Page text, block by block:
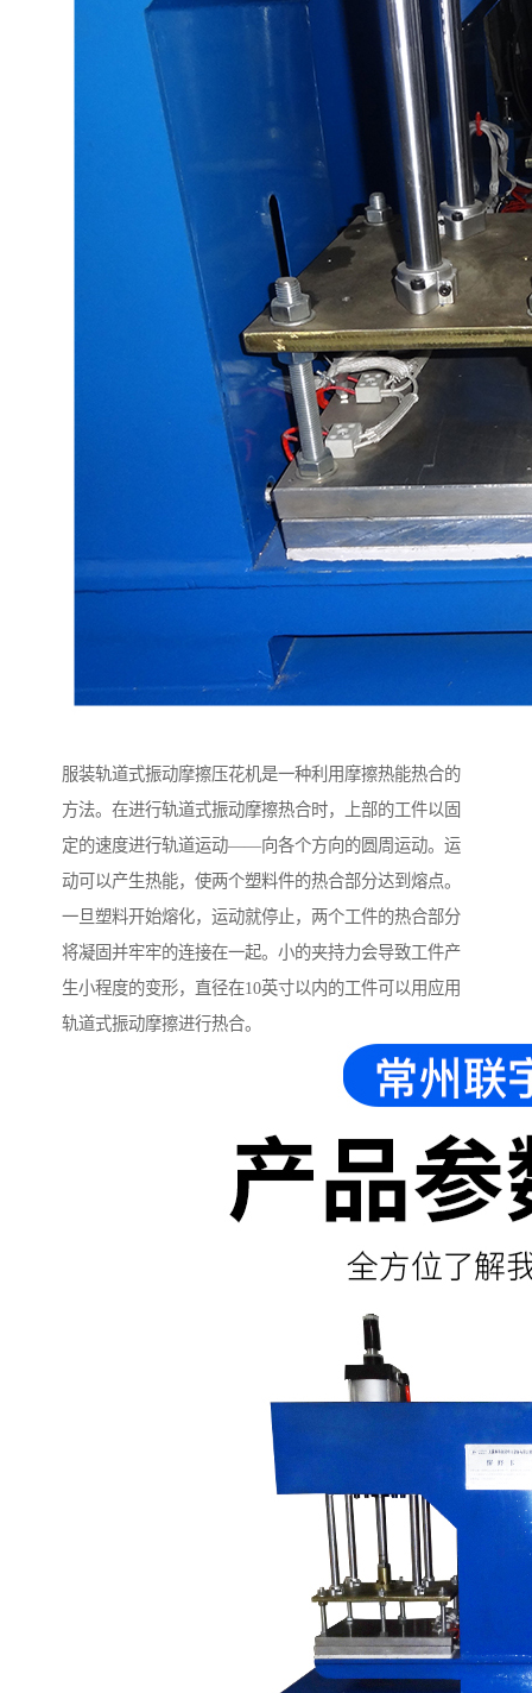
服装轨道式振动摩擦压花机是一种利用摩擦热能热合的
方法。在进行轨道式振动摩擦热合时，上部的工件以固
定的速度进行轨道运动——向各个方向的圆周运动。运
动可以产生热能，使两个塑料件的热合部分达到熔点。
一旦塑料开始熔化，运动就停止，两个工件的热合部分
将凝固并牢牢的连接在一起。小的夹持力会导致工件产
生小程度的变形，直径在10英寸以内的工件可以用应用
轨道式振动摩擦进行热合。